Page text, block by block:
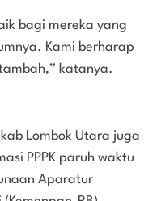
bagi mereka yang
Kami berharap
katanya.
Lombok Utara juga
PPPK paruh waktu
Aparatur